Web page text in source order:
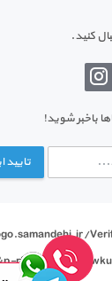
کنید.
باخبر شوید!
تایید